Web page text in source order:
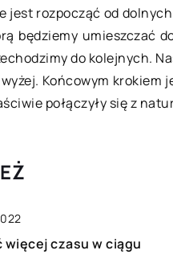
jest rozpocząć od
będziemy umieszczać
do kolejnych.
Końcowym
połączyły się z
więcej czasu w ciągu
Jak dopasować catering
dietetyczny do swoich
Aby dopasować catering
do swoich potrzeb, należy
od […]